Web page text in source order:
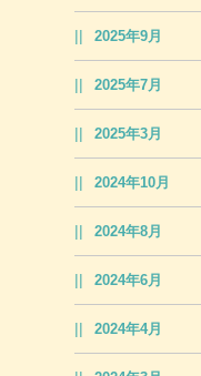
2025年9月
2025年7月
2025年3月
2024年10月
2024年8月
2024年6月
2024年4月